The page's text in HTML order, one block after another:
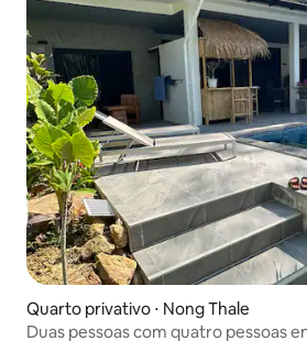
Quarto privativo ⋅ Nong Thale
Duas pessoas com quatro pessoas